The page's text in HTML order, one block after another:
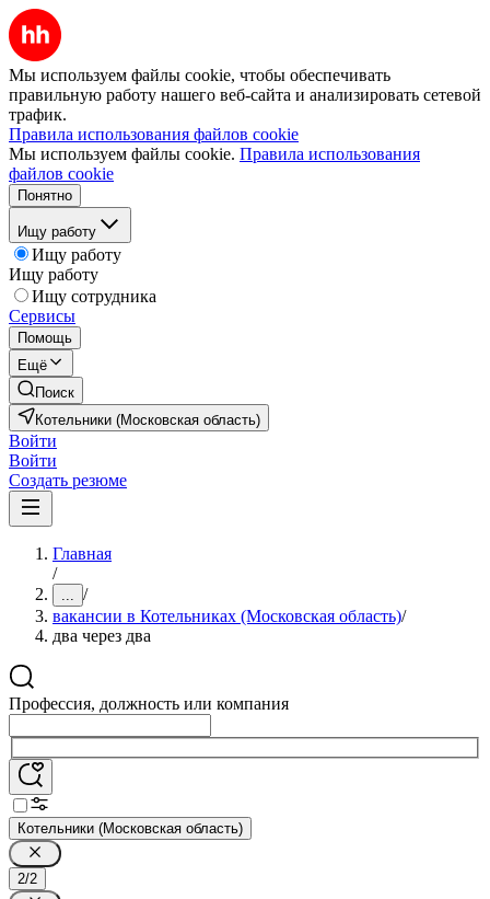
Мы используем файлы cookie, чтобы обеспечивать
правильную работу нашего веб-сайта и анализировать сетевой
трафик.
Правила использования файлов cookie
Мы используем файлы cookie. Правила использования
файлов cookie
Понятно
Ищу работу
Ищу работу
Ищу работу
Ищу сотрудника
Сервисы
Помощь
Ещё
Поиск
Котельники (Московская область)
Войти
Войти
Создать резюме
Главная
/
... /
вакансии в Котельниках (Московская область)/
два через два
Профессия, должность или компания
Котельники (Московская область)
2/2